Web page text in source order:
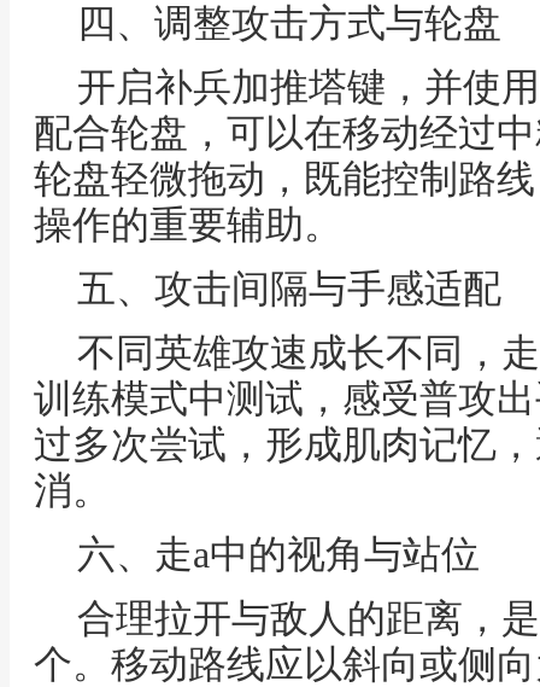
四、调整攻击方式与轮盘
开启补兵加推塔键，并使
配合轮盘，可以在移动经过
轮盘轻微拖动，既能控制路
操作的重要辅助。
五、攻击间隔与手感适配
不同英雄攻速成长不同，
训练模式中测试，感受普攻
过多次尝试，形成肌肉记忆
消。
六、走a中的视角与站位
合理拉开与敌人的距离，
个。移动路线应以斜向或侧